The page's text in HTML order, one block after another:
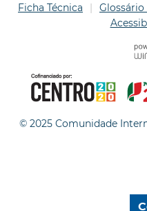
Ficha Técnica
© 2025 Comunidade